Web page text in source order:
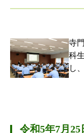
寺
科
し
令和5年7月25